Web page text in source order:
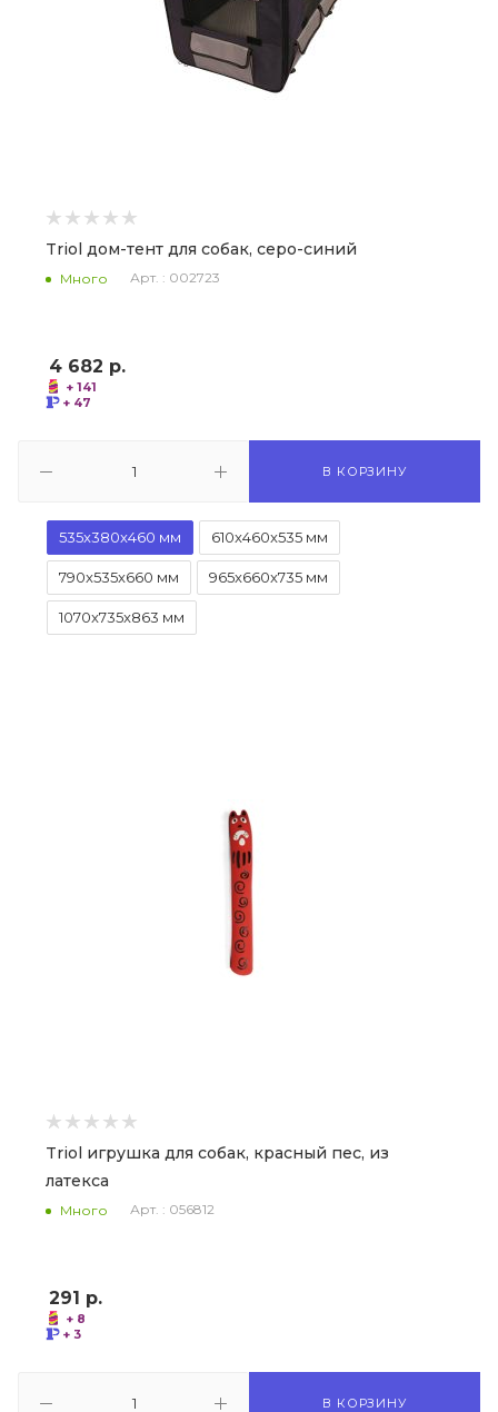
Triol дом-тент для собак, серо-синий
Много Арт. : 002723
4 682 р.
+ 141
+ 47
В КОРЗИНУ
535x380x460 мм 610x460x535 мм
790x535x660 мм 965x660x735 мм
1070x735x863 мм
Triol игрушка для собак, красный пес, из
латекса
Много Арт. : 056812
291 р.
+ 8
+ 3
В КОРЗИНУ